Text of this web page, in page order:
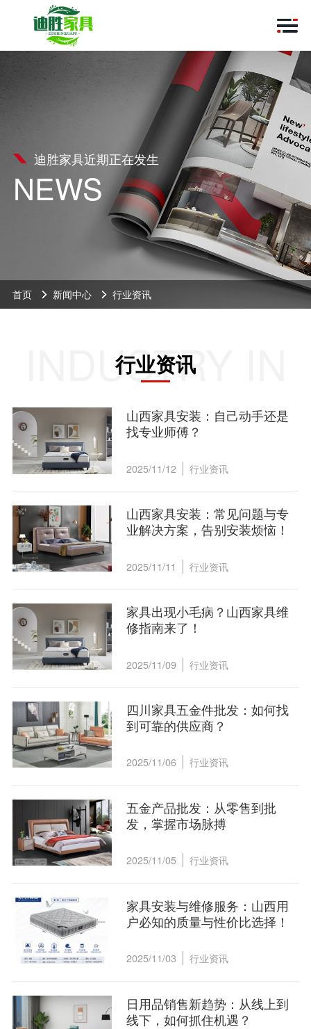
迪胜家具近期正在发生
NEWS
首页 新闻中心 行业资讯
INDUSTRY
行业资讯
山西家具安装：自己动手还是
找专业师傅？
2025/11/12 行业资讯
山西家具安装：常见问题与专
业解决方案，告别安装烦恼！
2025/11/11 行业资讯
家具出现小毛病？山西家具维
修指南来了！
2025/11/09 行业资讯
四川家具五金件批发：如何找
到可靠的供应商？
2025/11/06 行业资讯
五金产品批发：从零售到批
发，掌握市场脉搏
2025/11/05 行业资讯
家具安装与维修服务：山西用
户必知的质量与性价比选择！
2025/11/03 行业资讯
日用品销售新趋势：从线上到
线下，如何抓住机遇？